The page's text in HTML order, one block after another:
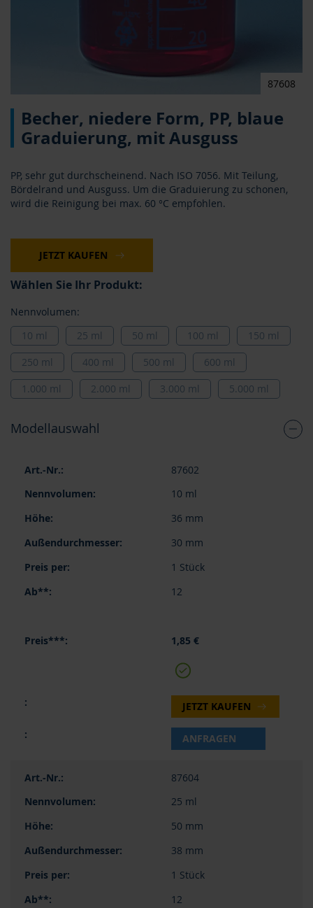
87608
Anfang
der
Bildergalerie
Becher, niedere Form, PP, blaue
Graduierung, mit Ausguss
PP, sehr gut durchscheinend. Nach ISO 7056. Mit Teilung,
Bördelrand und Ausguss. Um die Graduierung zu schonen,
wird die Reinigung bei max. 60 °C empfohlen.
JETZT KAUFEN
Wählen Sie Ihr Produkt:
Nennvolumen:
10 ml
25 ml 50 ml 100 ml
150 ml
250 ml
400 ml 500 ml
600 ml
1.000 ml
2.000 ml 3.000 ml 5.000 ml
Modellauswahl
Produkte
Artikel
87602
10 ml
36 mm
30 mm
1 Stück
12
1,85 €
JETZT KAUFEN
ANFRAGEN
87604
25 ml
50 mm
38 mm
1 Stück
12